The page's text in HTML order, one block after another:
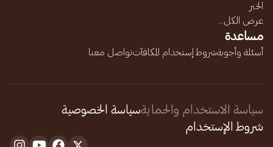
الخبر
عرض الكل...
مساعدة
أسئلة وأجوبةشروط إستخدام المكافآتتواصل معنا
سياسة الاستخدام والحمايةسياسة الخصوصية
شروط الإستخدام